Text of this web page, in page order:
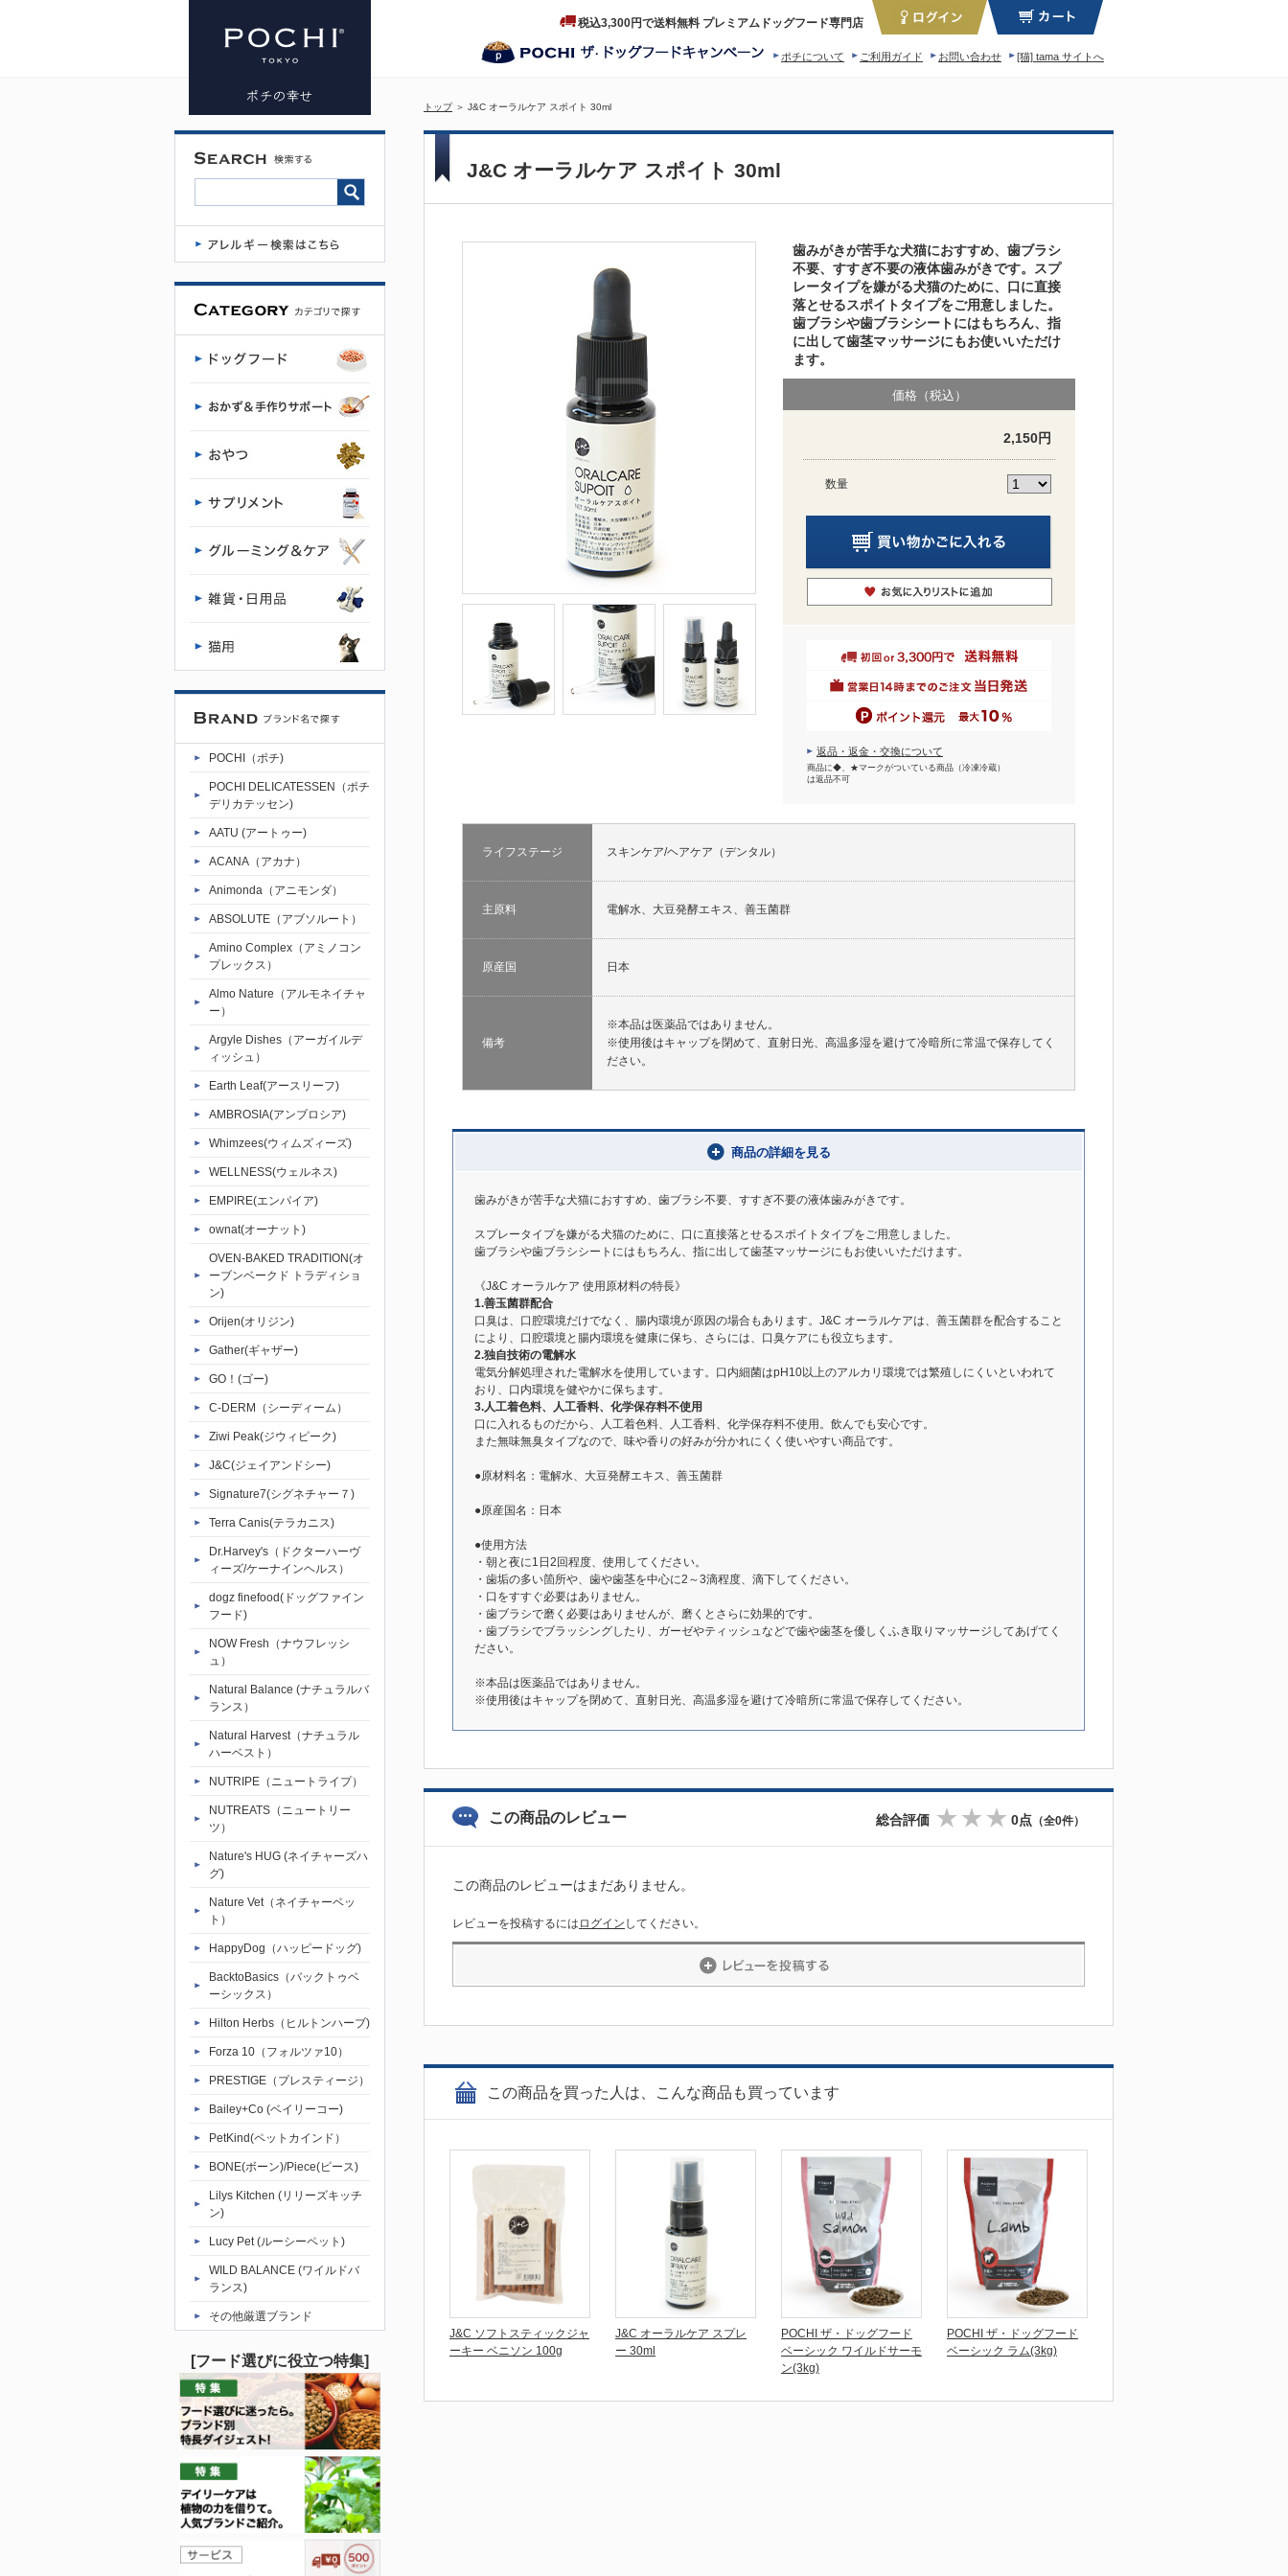
J&C オーラ
ルケア スポ
イト | プレ
ミアムドッ
グフード専
門店・通販
POCHI - ポ
チ公式サイ
ト
税込3,300円で送料無料 プレミアムドッグフード専門店
[猫] tama サイトへ
お問い合わせ
ご利用ガイド
ポチについて
トップ＞ J&C オーラルケア スポイト 30ml
POCHI（ポチ)
POCHI DELICATESSEN（ポチ
デリカテッセン)
AATU (アートゥー)
ACANA（アカナ）
Animonda（アニモンダ）
ABSOLUTE（アブソルート）
Amino Complex（アミノコン
プレックス）
Almo Nature（アルモネイチャ
ー）
Argyle Dishes（アーガイルデ
ィッシュ）
Earth Leaf(アースリーフ)
AMBROSIA(アンブロシア)
Whimzees(ウィムズィーズ)
WELLNESS(ウェルネス)
EMPIRE(エンパイア)
ownat(オーナット)
OVEN-BAKED TRADITION(オ
ーブンベークド トラディショ
ン)
Orijen(オリジン)
Gather(ギャザー)
GO！(ゴー)
C-DERM（シーディーム）
Ziwi Peak(ジウィピーク)
J&C(ジェイアンドシー)
Signature7(シグネチャー７)
Terra Canis(テラカニス)
Dr.Harvey's（ドクターハーヴ
ィーズ/ケーナインヘルス）
dogz finefood(ドッグファイン
フード)
NOW Fresh（ナウフレッシ
ュ）
Natural Balance (ナチュラルバ
ランス）
Natural Harvest（ナチュラル
ハーベスト）
NUTRIPE（ニュートライプ）
NUTREATS（ニュートリー
ツ）
Nature's HUG (ネイチャーズハ
グ)
Nature Vet（ネイチャーベッ
ト）
HappyDog（ハッピードッグ)
BacktoBasics（バックトゥベ
ーシックス）
Hilton Herbs（ヒルトンハーブ)
Forza 10（フォルツァ10）
PRESTIGE（プレスティージ）
Bailey+Co (ベイリーコー)
PetKind(ペットカインド）
BONE(ボーン)/Piece(ピース)
Lilys Kitchen (リリーズキッチ
ン)
Lucy Pet (ルーシーペット)
WILD BALANCE (ワイルドバ
ランス)
その他厳選ブランド
[フード選びに役立つ特集]
J&C オーラルケア スポイト 30ml
歯みがきが苦手な犬猫におすすめ、歯ブラシ
不要、すすぎ不要の液体歯みがきです。スプ
レータイプを嫌がる犬猫のために、口に直接
落とせるスポイトタイプをご用意しました。
歯ブラシや歯ブラシシートにはもちろん、指
に出して歯茎マッサージにもお使いいただけ
ます。
価格（税込）
2,150円
数量
返品・返金・交換について
商品に◆、★マークがついている商品（冷凍冷蔵）
は返品不可
ライフステージ スキンケア/ヘアケア（デンタル）
主原料 電解水、大豆発酵エキス、善玉菌群
原産国 日本
備考
※本品は医薬品ではありません。
※使用後はキャップを閉めて、直射日光、高温多湿を避けて冷暗所に常温で保存してく
ださい。
商品の詳細を見る
歯みがきが苦手な犬猫におすすめ、歯ブラシ不要、すすぎ不要の液体歯みがきです。
スプレータイプを嫌がる犬猫のために、口に直接落とせるスポイトタイプをご用意しました。
歯ブラシや歯ブラシシートにはもちろん、指に出して歯茎マッサージにもお使いいただけます。
《J&C オーラルケア 使用原材料の特長》
1.善玉菌群配合
口臭は、口腔環境だけでなく、腸内環境が原因の場合もあります。J&C オーラルケアは、善玉菌群を配合すること
により、口腔環境と腸内環境を健康に保ち、さらには、口臭ケアにも役立ちます。
2.独自技術の電解水
電気分解処理された電解水を使用しています。口内細菌はpH10以上のアルカリ環境では繁殖しにくいといわれて
おり、口内環境を健やかに保ちます。
3.人工着色料、人工香料、化学保存料不使用
口に入れるものだから、人工着色料、人工香料、化学保存料不使用。飲んでも安心です。
また無味無臭タイプなので、味や香りの好みが分かれにくく使いやすい商品です。
●原材料名：電解水、大豆発酵エキス、善玉菌群
●原産国名：日本
●使用方法
・朝と夜に1日2回程度、使用してください。
・歯垢の多い箇所や、歯や歯茎を中心に2～3滴程度、滴下してください。
・口をすすぐ必要はありません。
・歯ブラシで磨く必要はありませんが、磨くとさらに効果的です。
・歯ブラシでブラッシングしたり、ガーゼやティッシュなどで歯や歯茎を優しくふき取りマッサージしてあげてく
ださい。
※本品は医薬品ではありません。
※使用後はキャップを閉めて、直射日光、高温多湿を避けて冷暗所に常温で保存してください。
この商品のレビュー 総合評価 0点 （全0件）
この商品のレビューはまだありません。
レビューを投稿するには ログイン してください。
この商品を買った人は、こんな商品も買っています
J&C ソフトスティックジャ
ーキー ベニソン 100g
J&C オーラルケア スプレ
ー 30ml
POCHI ザ・ドッグフード
ベーシック ワイルドサーモ
ン(3kg)
POCHI ザ・ドッグフード
ベーシック ラム(3kg)